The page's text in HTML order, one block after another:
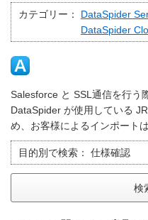
カテゴリー：
DataSpider
DataSpider
Salesforce と SSL通信を行う
DataSpider が使用している
め、お客様によるインポート
目的別で検索： 仕様確認
検